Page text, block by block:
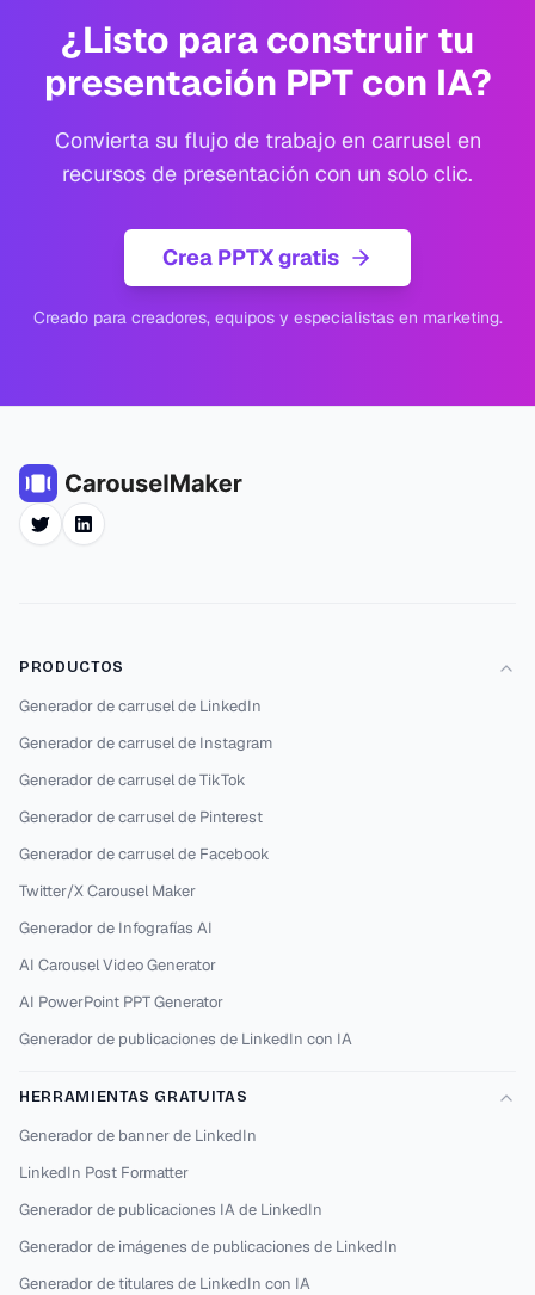
¿Listo para construir tu
presentación PPT con IA?
Convierta su flujo de trabajo en carrusel en
recursos de presentación con un solo clic.
Crea PPTX gratis
Creado para creadores, equipos y especialistas en marketing.
TwitterLinkedIn
PRODUCTOS
Generador de carrusel de LinkedIn
Generador de carrusel de Instagram
Generador de carrusel de TikTok
Generador de carrusel de Pinterest
Generador de carrusel de Facebook
Twitter/X Carousel Maker
Generador de Infografías AI
AI Carousel Video Generator
AI PowerPoint PPT Generator
Generador de publicaciones de LinkedIn con IA
HERRAMIENTAS GRATUITAS
Generador de banner de LinkedIn
LinkedIn Post Formatter
Generador de publicaciones IA de LinkedIn
Generador de imágenes de publicaciones de LinkedIn
Generador de titulares de LinkedIn con IA